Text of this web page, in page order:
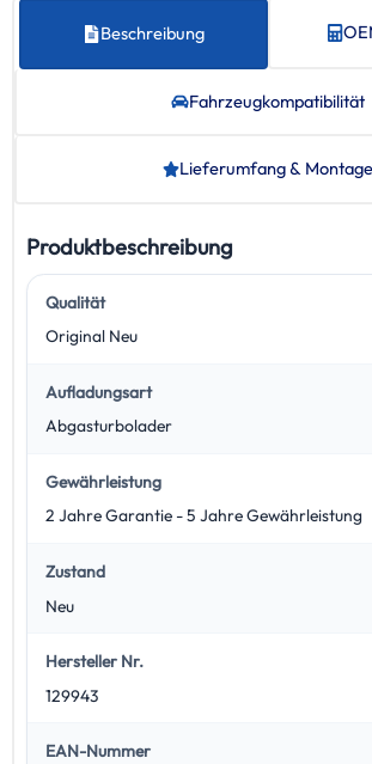
Beschreibung
Fahrzeug­kompatibilität
Lieferumfang & Montage
Produktbeschreibung
Qualität
Original Neu
Aufladungsart
Abgasturbolader
Gewährleistung
2 Jahre Garantie - 5 Jahre Gewährleistung
Zustand
Neu
Hersteller Nr.
129943
EAN-Nummer